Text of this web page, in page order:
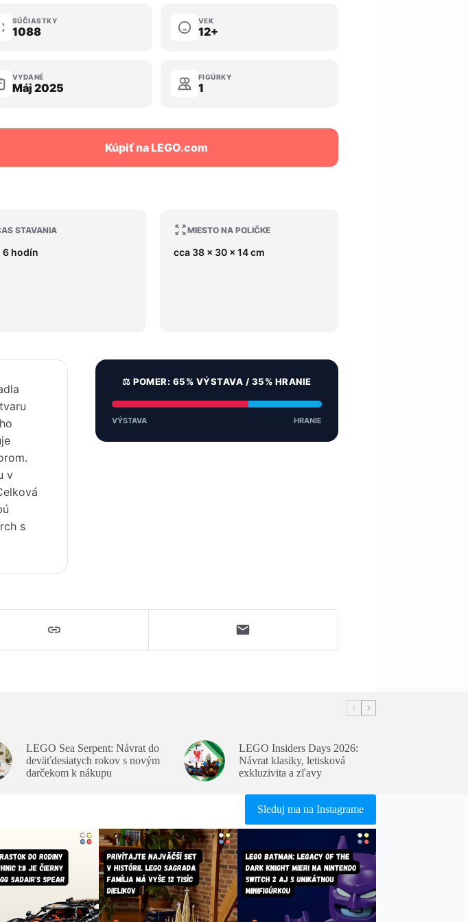
SÚČIASTKY
1088
VEK
12+
VYDANÉ
Máj 2025
FIGÚRKY
1
Kúpiť na LEGO.com
STAVANIA
6 hodín
MIESTO NA POLIČKE
cca 38 x 30 x 14 cm
v
s
⚖️ POMER: 65% VÝSTAVA / 35% HRANIE
VÝSTAVA HRANIE
LEGO Sea Serpent: Návrat do
deväťdesiatych rokov s novým
darčekom k nákupu
LEGO Insiders Days 2026:
Návrat klasiky, letisková
exkluzivita a zľavy
Sleduj ma na Instagrame